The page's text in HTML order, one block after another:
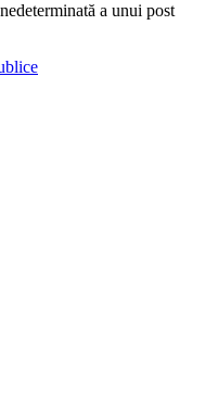
a unui post